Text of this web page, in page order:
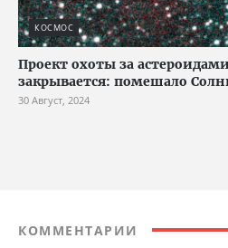
КОСМОС
Проект охоты за астероидами
закрывается: помешало
30 Август, 2024
КОММЕНТАРИИ